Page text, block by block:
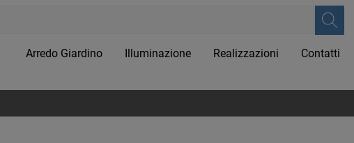
Arredo Giardino Illuminazione Realizzazioni Contatti